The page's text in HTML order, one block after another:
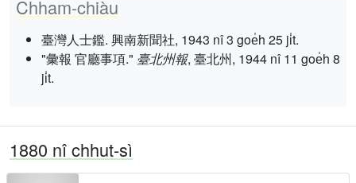
Chham-chiàu
臺灣人士鑑. 興南新聞社, 1943 nî 3 goe̍h 25 ji̍t.
"彙報 官廳事項." 臺北州報, 臺北州, 1944 nî 11 goe̍h 8
ji̍t.
1880 nî chhut-sì